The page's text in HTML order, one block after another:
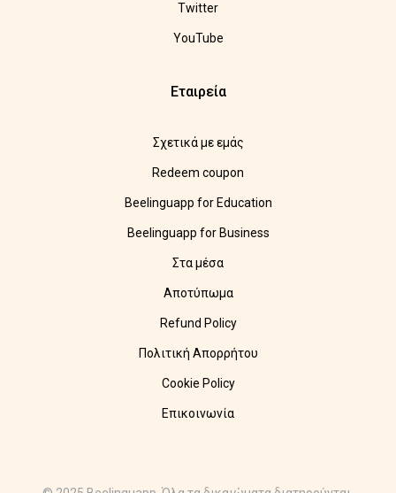
Twitter
YouTube
Εταιρεία
Σχετικά με εμάς
Redeem coupon
Beelinguapp for Education
Beelinguapp for Business
Στα μέσα
Αποτύπωμα
Refund Policy
Πολιτική Απορρήτου
Cookie Policy
Επικοινωνία